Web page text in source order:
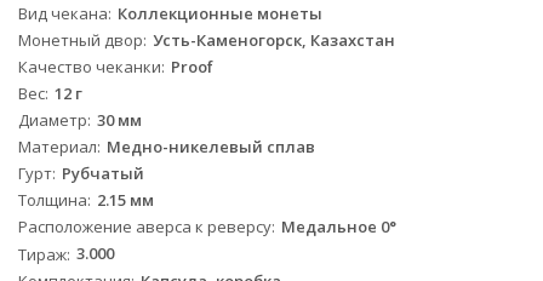
Вид чекана Коллекционные монеты
Монетный двор Усть-Каменогорск, Казахстан
Качество чеканки Proof
Вес 12 г
Диаметр 30 мм
Материал Медно-никелевый сплав
Гурт Рубчатый
Толщина 2.15 мм
Расположение аверса к реверсу Медальное 0°
Тираж 3.000